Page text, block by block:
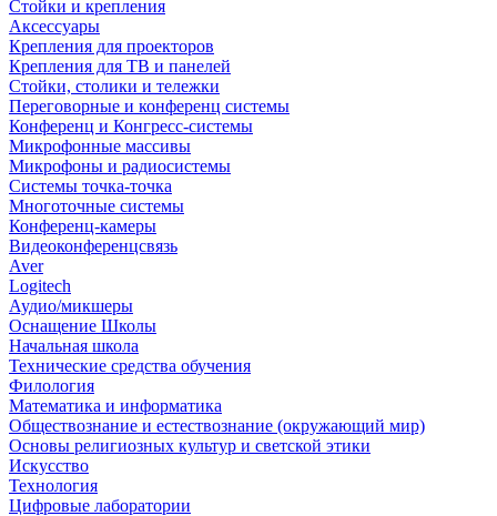
Стойки и крепления
Аксессуары
Крепления для проекторов
Крепления для ТВ и панелей
Стойки, столики и тележки
Переговорные и конференц системы
Конференц и Конгресс-системы
Микрофонные массивы
Микрофоны и радиосистемы
Системы точка-точка
Многоточные системы
Конференц-камеры
Видеоконференцсвязь
Aver
Logitech
Аудио/микшеры
Оснащение Школы
Начальная школа
Технические средства обучения
Филология
Математика и информатика
Обществознание и естествознание (окружающий мир)
Основы религиозных культур и светской этики
Искусство
Технология
Цифровые лаборатории